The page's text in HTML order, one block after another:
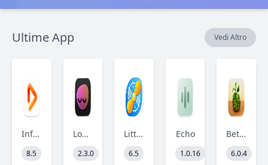
Ultime App Vedi Altro
Infuse Pro
8.5
LookAway
2.3.0
Little Snitch
6.5
Echo
1.0.16
Betterzip
6.0.4